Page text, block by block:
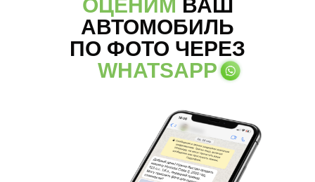
ОЦЕНИМ ВАШ
АВТОМОБИЛЬ
ПО ФОТО ЧЕРЕЗ
WHATSAPP